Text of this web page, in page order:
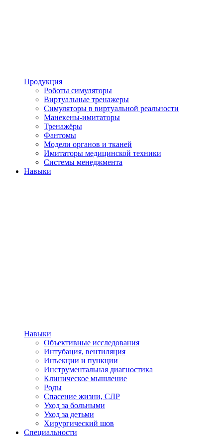
Продукция
Роботы симуляторы
Виртуальные тренажеры
Симуляторы в виртуальной реальности
Манекены-имитаторы
Тренажёры
Фантомы
Модели органов и тканей
Имитаторы медицинской техники
Системы менеджмента
Навыки
Навыки
Объективные исследования
Интубация, вентиляция
Инъекции и пункции
Инструментальная диагностика
Клиническое мышление
Роды
Спасение жизни, СЛР
Уход за больными
Уход за детьми
Хирургический шов
Специальности